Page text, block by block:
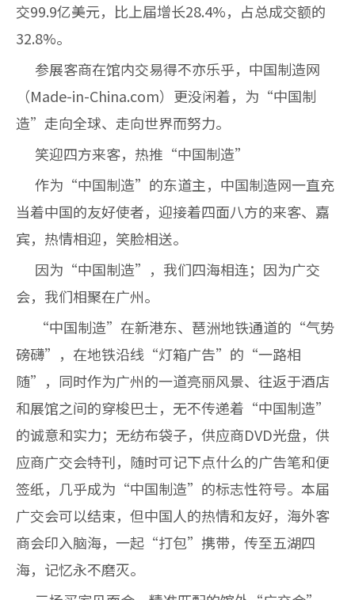
交99.9亿美元，比上届增长28.4%，占总成交额的
32.8%。
参展客商在馆内交易得不亦乐乎，中国制造网
（Made-in-China.com）更没闲着，为“中国制
造”走向全球、走向世界而努力。
笑迎四方来客，热推“中国制造”
作为“中国制造”的东道主，中国制造网一直充
当着中国的友好使者，迎接着四面八方的来客、嘉
宾，热情相迎，笑脸相送。
因为“中国制造”，我们四海相连；因为广交
会，我们相聚在广州。
“中国制造”在新港东、琶洲地铁通道的“气势
磅礴”，在地铁沿线“灯箱广告”的“一路相
随”，同时作为广州的一道亮丽风景、往返于酒店
和展馆之间的穿梭巴士，无不传递着“中国制造”
的诚意和实力；无纺布袋子，供应商DVD光盘，供
应商广交会特刊，随时可记下点什么的广告笔和便
签纸，几乎成为“中国制造”的标志性符号。本届
广交会可以结束，但中国人的热情和友好，海外客
商会印入脑海，一起“打包”携带，传至五湖四
海，记忆永不磨灭。